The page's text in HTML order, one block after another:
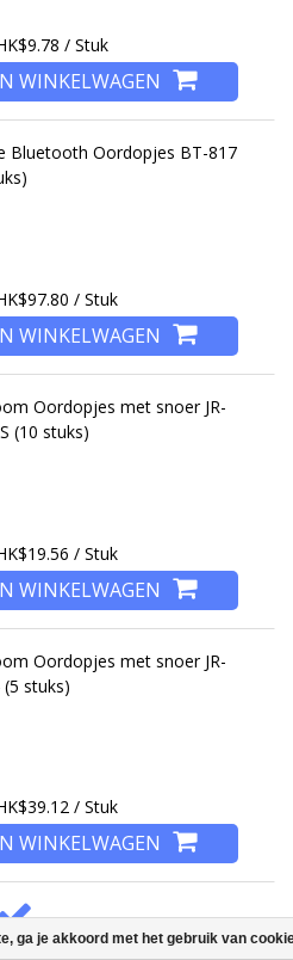
/ Stuk
WINKELWAGEN
Bluetooth Oordopjes BT-817
/ Stuk
WINKELWAGEN
Oordopjes met snoer JR-
(10 stuks)
/ Stuk
WINKELWAGEN
Oordopjes met snoer JR-
(5 stuks)
/ Stuk
WINKELWAGEN
ga je akkoord met het gebruik van